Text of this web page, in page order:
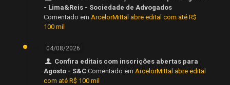
- Lima&Reis - Sociedade de Advogados
Comentado em ArcelorMittal abre edital com até R$
100 mil
04/08/2026
Confira editais com inscrições abertas para
Agosto - S&C Comentado em ArcelorMittal abre edital
com até R$ 100 mil